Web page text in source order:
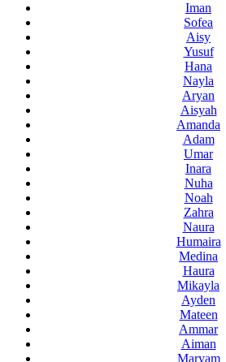
Iman
Sofea
Aisy
Yusuf
Hana
Nayla
Aryan
Aisyah
Amanda
Adam
Umar
Inara
Nuha
Noah
Zahra
Naura
Humaira
Medina
Haura
Mikayla
Ayden
Mateen
Ammar
Aiman
Maryam